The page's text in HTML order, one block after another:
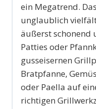
ein Megatrend.
unglaublich
äußerst schonend
Patties oder
gusseisernen
Bratpfanne,
oder Paella auf
richtigen